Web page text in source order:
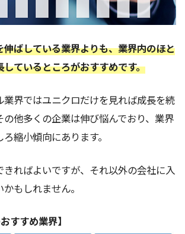
伸ばしている業界よりも、業界内のほと
ているところがおすすめです。
業界ではユニクロだけを見れば成長を続
の他多くの企業は伸び悩んでおり、業界
縮小傾向にあります。
きればよいですが、それ以外の会社に入
もしれません。
すすめ業界】